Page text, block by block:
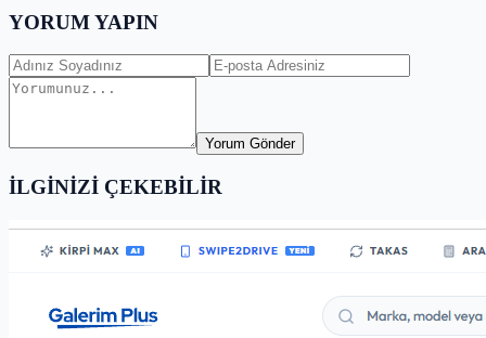
YORUM YAPIN
Yorum Gönder
İLGİNİZİ ÇEKEBİLİR